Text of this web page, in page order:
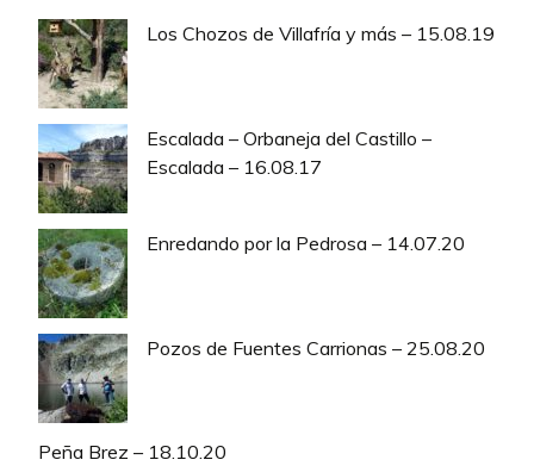
Los Chozos de Villafría y más – 15.08.19
Escalada – Orbaneja del Castillo –
Escalada – 16.08.17
Enredando por la Pedrosa – 14.07.20
Pozos de Fuentes Carrionas – 25.08.20
Peña Brez – 18.10.20